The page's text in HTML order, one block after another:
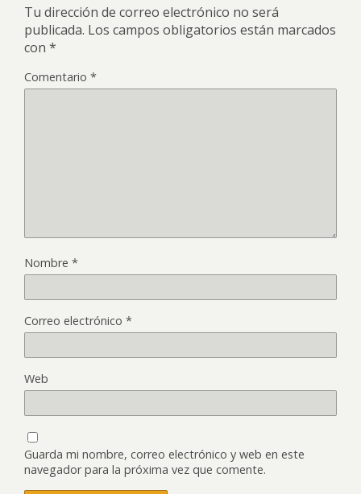
Tu dirección de correo electrónico no será
publicada. Los campos obligatorios están marcados
con *
Comentario *
Nombre *
Correo electrónico *
Web
Guarda mi nombre, correo electrónico y web en este
navegador para la próxima vez que comente.